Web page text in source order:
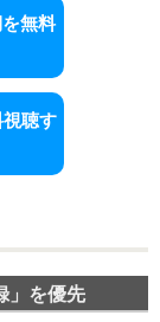
無料
聴す
」を優先